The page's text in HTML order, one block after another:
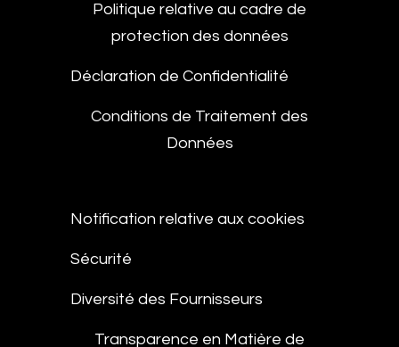
Politique relative au cadre de
protection des données
Déclaration de Confidentialité
Conditions de Traitement des
Données
Notification relative aux cookies
Sécurité
Diversité des Fournisseurs
Transparence en Matière de